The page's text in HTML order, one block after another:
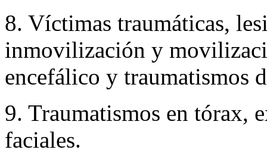
8. Víctimas traumáticas,
inmovilización y
encefálico y traumatismos
9. Traumatismos en tórax,
faciales.